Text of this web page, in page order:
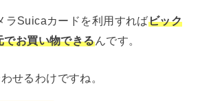
ラSuicaカードを利用すればビック
でお買い物できるんです。
せるわけですね。